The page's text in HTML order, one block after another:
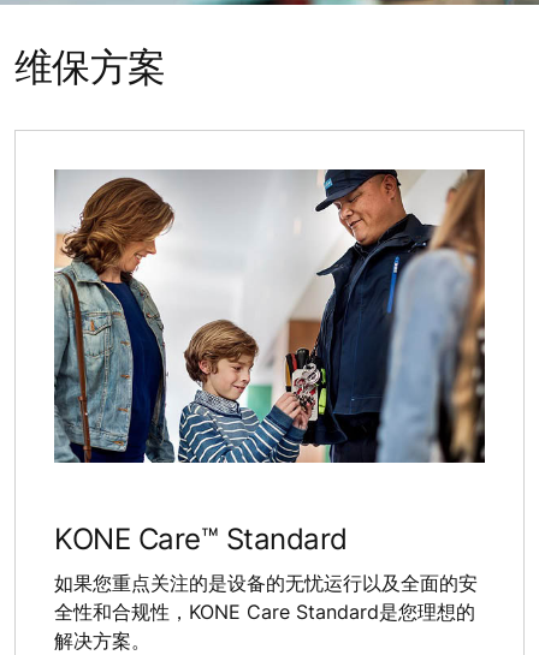
维保方案
KONE Care™ Standard
如果您重点关注的是设备的无忧运行以及全面的安
全性和合规性，KONE Care Standard是您理想的
解决方案。